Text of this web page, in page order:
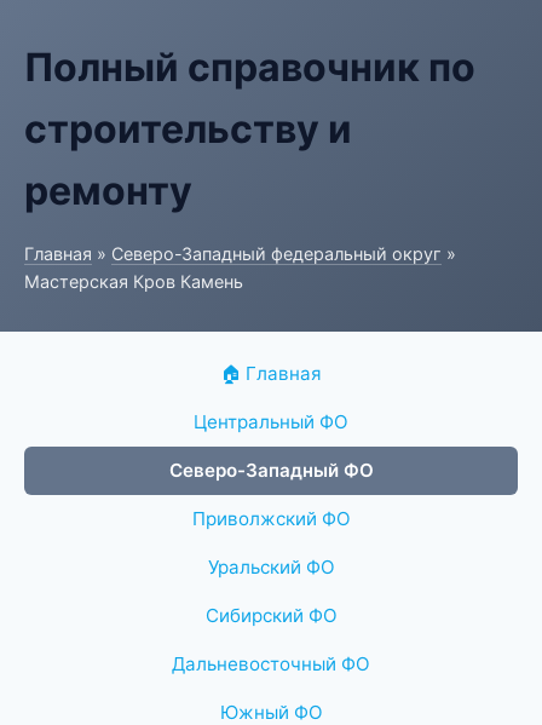
Полный справочник по
строительству и
ремонту
Главная » Северо-Западный федеральный округ »
Мастерская Кров Камень
🏠 Главная
Центральный ФО
Северо-Западный ФО
Приволжский ФО
Уральский ФО
Сибирский ФО
Дальневосточный ФО
Южный ФО